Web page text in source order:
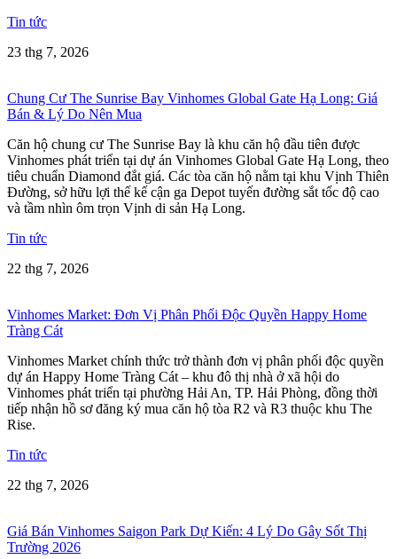
Tin tức
23 thg 7, 2026
Chung Cư The Sunrise Bay Vinhomes Global Gate Hạ Long: Giá
Bán & Lý Do Nên Mua
Căn hộ chung cư The Sunrise Bay là khu căn hộ đầu tiên được
Vinhomes phát triển tại dự án Vinhomes Global Gate Hạ Long, theo
tiêu chuẩn Diamond đắt giá. Các tòa căn hộ nằm tại khu Vịnh Thiên
Đường, sở hữu lợi thế kế cận ga Depot tuyến đường sắt tốc độ cao
và tầm nhìn ôm trọn Vịnh di sản Hạ Long.
Tin tức
22 thg 7, 2026
Vinhomes Market: Đơn Vị Phân Phối Độc Quyền Happy Home
Tràng Cát
Vinhomes Market chính thức trở thành đơn vị phân phối độc quyền
dự án Happy Home Tràng Cát – khu đô thị nhà ở xã hội do
Vinhomes phát triển tại phường Hải An, TP. Hải Phòng, đồng thời
tiếp nhận hồ sơ đăng ký mua căn hộ tòa R2 và R3 thuộc khu The
Rise.
Tin tức
22 thg 7, 2026
Giá Bán Vinhomes Saigon Park Dự Kiến: 4 Lý Do Gây Sốt Thị
Trường 2026